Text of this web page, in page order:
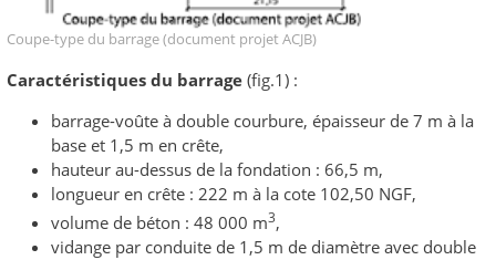
Coupe-type du barrage (document projet ACJB)
Caractéristiques du barrage (fig.1) :
barrage-voûte à double courbure, épaisseur de 7 m à la
base et 1,5 m en crête,
hauteur au-dessus de la fondation : 66,5 m,
longueur en crête : 222 m à la cote 102,50 NGF,
volume de béton : 48 000 m3,
vidange par conduite de 1,5 m de diamètre avec double